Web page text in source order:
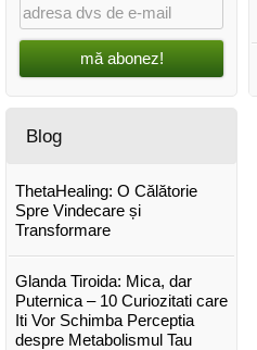
mă abonez!
Blog
ThetaHealing: O Călătorie
Spre Vindecare și
Transformare
Glanda Tiroida: Mica, dar
Puternica – 10 Curiozitati care
Iti Vor Schimba Perceptia
despre Metabolismul Tau